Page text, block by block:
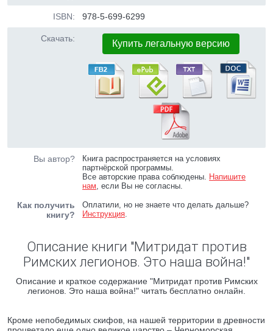
ISBN: 978-5-699-6299
Скачать: Купить легальную версию
Вы автор?
Книга распространяется на условиях
партнёрской программы.
Все авторские права соблюдены. Напишите
нам, если Вы не согласны.
Как получить
книгу?
Оплатили, но не знаете что делать дальше?
Инструкция.
Описание книги "Митридат против
Римских легионов. Это наша война!"
Описание и краткое содержание "Митридат против Римских
легионов. Это наша война!" читать бесплатно онлайн.
Кроме непобедимых скифов, на нашей территории в древности